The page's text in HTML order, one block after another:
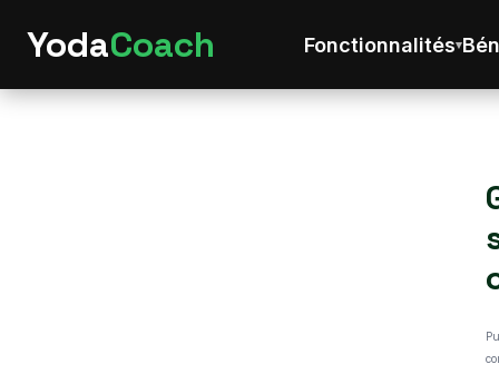
YodaCoach Fonctionnalités